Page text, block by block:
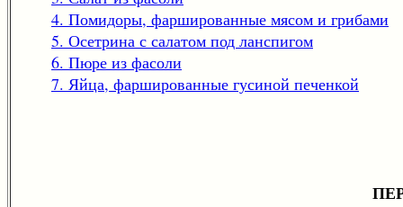
4. Помидоры, фаршированные мясом и грибами
5. Осетрина с салатом под ланспигом
6. Пюре из фасоли
7. Яйца, фаршированные гусиной печенкой